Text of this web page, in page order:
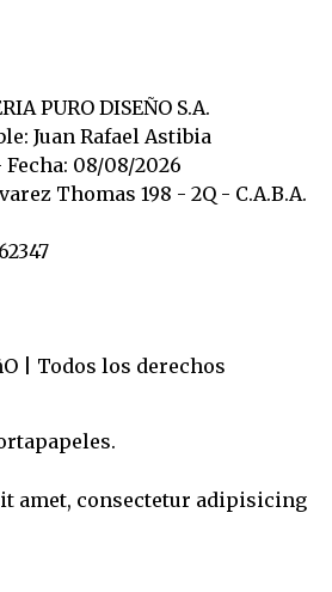
PURO DISEÑO S.A.
Juan Rafael Astibia
Fecha: 08/08/2026
Thomas 198 - 2Q - C.A.B.A.
| Todos los derechos
amet, consectetur adipisicing